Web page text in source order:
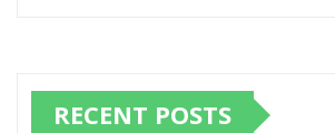
RECENT POSTS